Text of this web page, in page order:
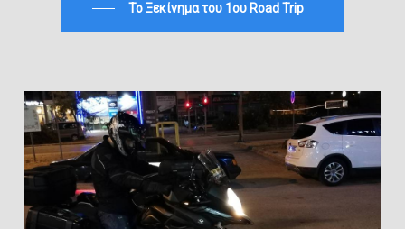
To Ξεκίνημα του 1ου Road Trip